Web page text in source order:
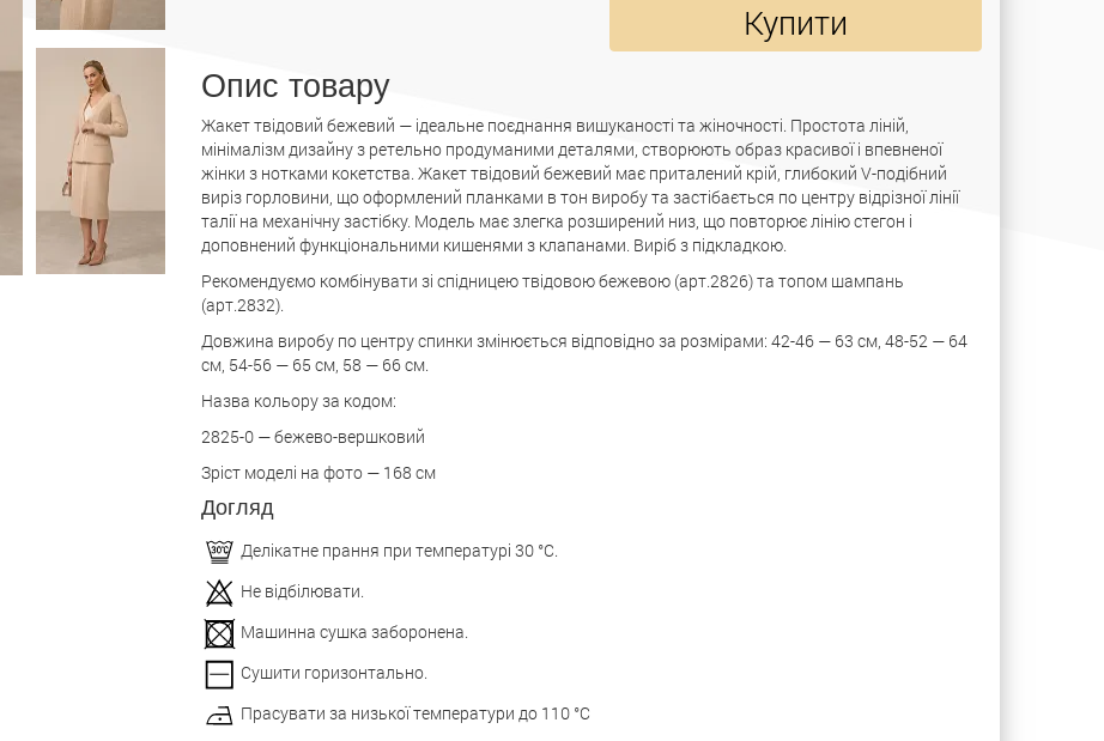
Купити
Опис товару
Жакет твідовий бежевий — ідеальне поєднання вишуканості та жіночності. Простота ліній,
мінімалізм дизайну з ретельно продуманими деталями, створюють образ красивої і впевненої
жінки з нотками кокетства. Жакет твідовий бежевий має приталений крій, глибокий V-подібний
виріз горловини, що оформлений планками в тон виробу та застібається по центру відрізної лінії
талії на механічну застібку. Модель має злегка розширений низ, що повторює лінію стегон і
доповнений функціональними кишенями з клапанами. Виріб з підкладкою.
Рекомендуємо комбінувати зі спідницею твідовою бежевою (арт.2826) та топом шампань
(арт.2832).
Довжина виробу по центру спинки змінюється відповідно за розмірами: 42-46 — 63 см, 48-52 — 64
см, 54-56 — 65 см, 58 — 66 см.
Назва кольору за кодом:
2825-0 — бежево-вершковий
Зріст моделі на фото — 168 см
Догляд
Делікатне прання при температурі 30 °С.
Не відбілювати.
Машинна сушка заборонена.
Сушити горизонтально.
Прасувати за низької температури до 110 °С